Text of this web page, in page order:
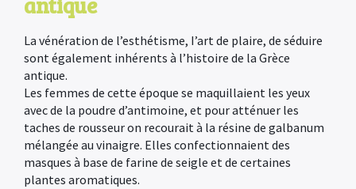
La vénération de l’esthétisme, I’art de plaire, de séduire
sont également inhérents à l’histoire de la Grèce
antique.
Les femmes de cette époque se maquillaient les yeux
avec de la poudre d’antimoine, et pour atténuer les
taches de rousseur on recourait à la résine de galbanum
mélangée au vinaigre. Elles confectionnaient des
masques à base de farine de seigle et de certaines
plantes aromatiques.